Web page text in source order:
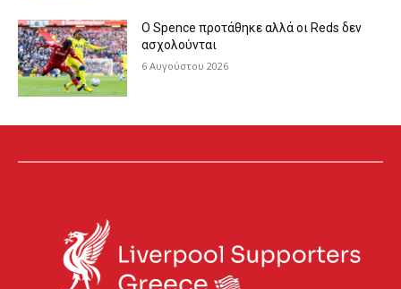
Ο Spence προτάθηκε αλλά οι Reds δεν
ασχολούνται
6 Αυγούστου 2026